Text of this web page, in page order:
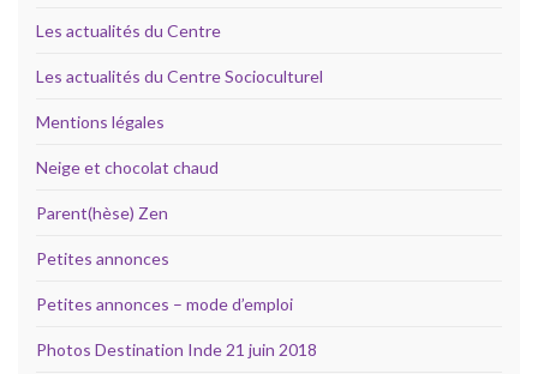
Les actualités du Centre
Les actualités du Centre Socioculturel
Mentions légales
Neige et chocolat chaud
Parent(hèse) Zen
Petites annonces
Petites annonces – mode d’emploi
Photos Destination Inde 21 juin 2018